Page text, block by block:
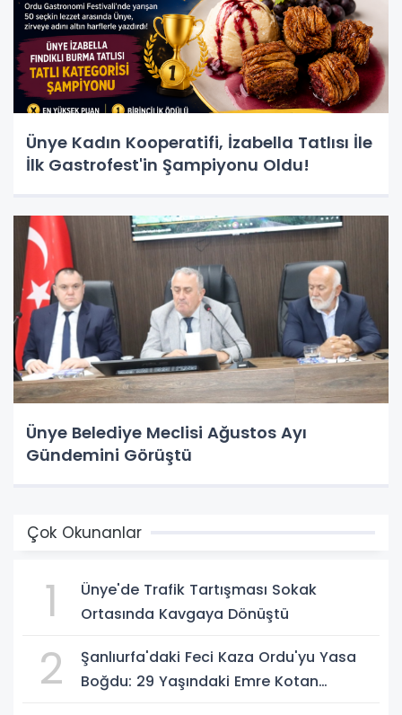
Ünye Kadın Kooperatifi, İzabella Tatlısı İle
İlk Gastrofest'in Şampiyonu Oldu!
Ünye Belediye Meclisi Ağustos Ayı
Gündemini Görüştü
Çok Okunanlar
1
Ünye'de Trafik Tartışması Sokak
Ortasında Kavgaya Dönüştü
2
Şanlıurfa'daki Feci Kaza Ordu'yu Yasa
Boğdu: 29 Yaşındaki Emre Kotan